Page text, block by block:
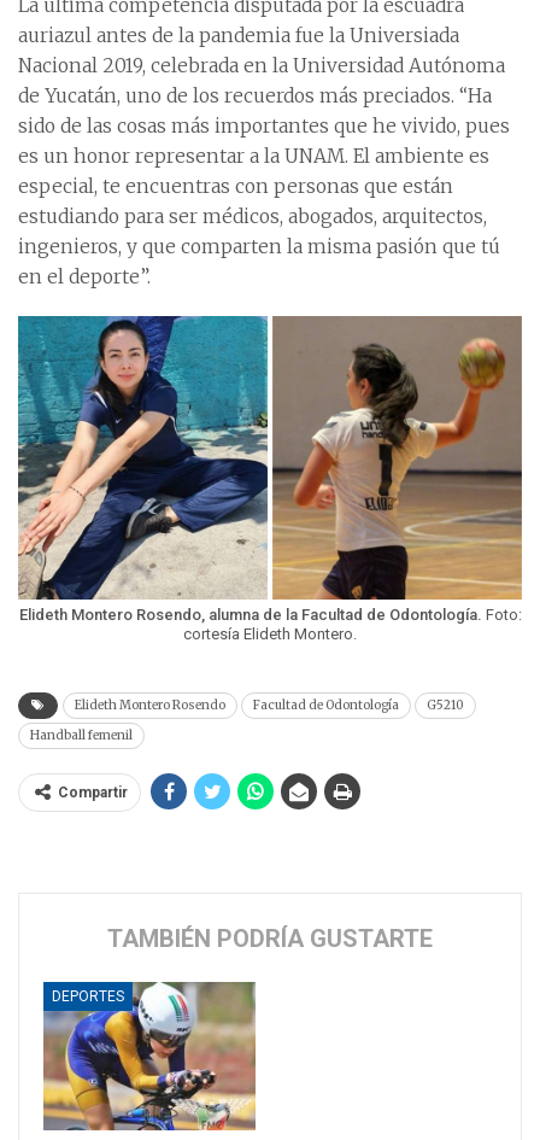
La última competencia disputada por la escuadra
auriazul antes de la pandemia fue la Universiada
Nacional 2019, celebrada en la Universidad Autónoma
de Yucatán, uno de los recuerdos más preciados. “Ha
sido de las cosas más importantes que he vivido, pues
es un honor representar a la UNAM. El ambiente es
especial, te encuentras con personas que están
estudiando para ser médicos, abogados, arquitectos,
ingenieros, y que comparten la misma pasión que tú
en el deporte”.
Elideth Montero Rosendo, alumna de la Facultad de Odontología. Foto:
cortesía Elideth Montero.
Elideth Montero Rosendo Facultad de Odontología
G5210
Handball femenil
Compartir
TAMBIÉN PODRÍA GUSTARTE
DEPORTES